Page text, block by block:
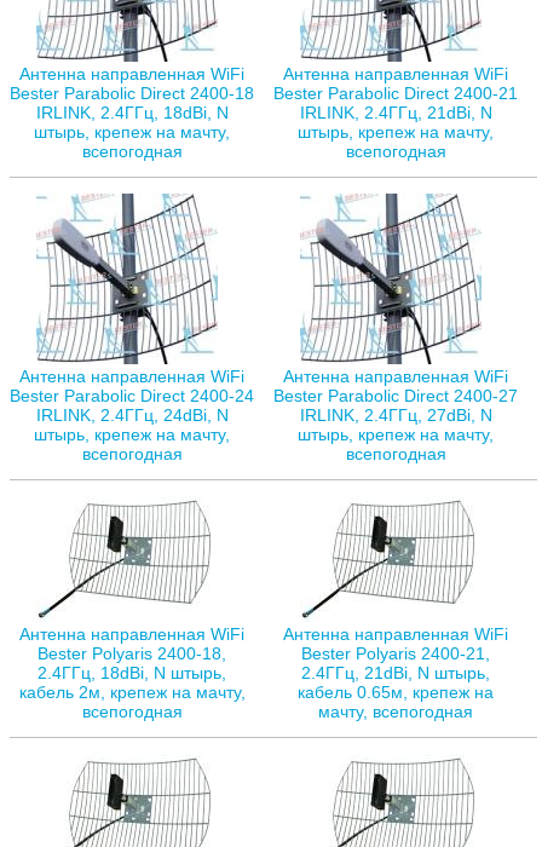
Антенна направленная WiFi
Bester Parabolic Direct 2400-18
IRLINK, 2.4ГГц, 18dBi, N
штырь, крепеж на мачту,
всепогодная
Антенна направленная WiFi
Bester Parabolic Direct 2400-21
IRLINK, 2.4ГГц, 21dBi, N
штырь, крепеж на мачту,
всепогодная
Антенна направленная WiFi
Bester Parabolic Direct 2400-24
IRLINK, 2.4ГГц, 24dBi, N
штырь, крепеж на мачту,
всепогодная
Антенна направленная WiFi
Bester Parabolic Direct 2400-27
IRLINK, 2.4ГГц, 27dBi, N
штырь, крепеж на мачту,
всепогодная
Антенна направленная WiFi
Bester Polyaris 2400-18,
2.4ГГц, 18dBi, N штырь,
кабель 2м, крепеж на мачту,
всепогодная
Антенна направленная WiFi
Bester Polyaris 2400-21,
2.4ГГц, 21dBi, N штырь,
кабель 0.65м, крепеж на
мачту, всепогодная